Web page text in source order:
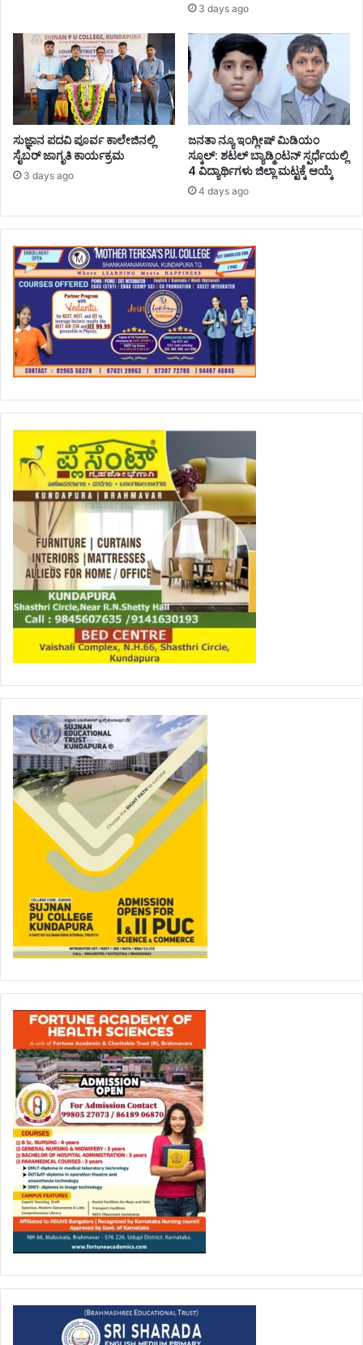
3 days ago
ಸುಜ್ಞಾನ ಪದವಿ ಪೂರ್ವ ಕಾಲೇಜಿನಲ್ಲಿ
ಸೈಬರ್ ಜಾಗೃತಿ ಕಾರ್ಯಕ್ರಮ
3 days ago
ಜನತಾ ನ್ಯೂ ಇಂಗ್ಲೀಷ್ ಮಿಡಿಯಂ
ಸ್ಕೂಲ್: ಶಟಲ್ ಬ್ಯಾಡ್ಮಿಂಟನ್ ಸ್ಪರ್ಧೆಯಲ್ಲಿ
4 ವಿದ್ಯಾರ್ಥಿಗಳು ಜಿಲ್ಲಾ ಮಟ್ಟಕ್ಕೆ ಆಯ್ಕೆ
4 days ago